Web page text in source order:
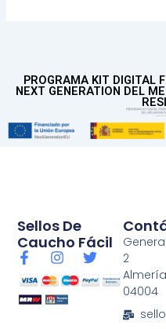
PROGRAMA KIT DIGITAL
NEXT GENERATION DEL
2
04004
Sellos De
Caucho Fácil
F
a
c
e
I
s
t
T
i